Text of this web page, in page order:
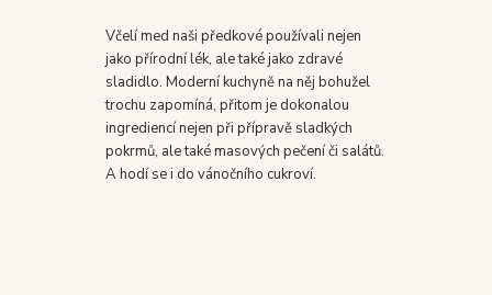
Včelí med naši předkové používali nejen
jako přírodní lék, ale také jako zdravé
sladidlo. Moderní kuchyně na něj bohužel
trochu zapomíná, přitom je dokonalou
ingrediencí nejen při přípravě sladkých
pokrmů, ale také masových pečení či salátů.
A hodí se i do vánočního cukroví.